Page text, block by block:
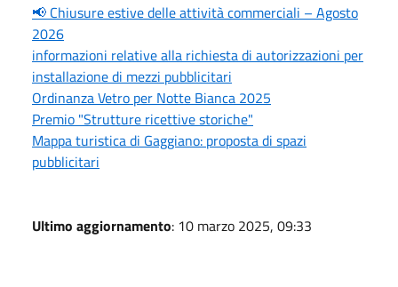
📢 Chiusure estive delle attività commerciali – Agosto
2026
informazioni relative alla richiesta di autorizzazioni per
installazione di mezzi pubblicitari
Ordinanza Vetro per Notte Bianca 2025
Premio "Strutture ricettive storiche"
Mappa turistica di Gaggiano: proposta di spazi
pubblicitari
Ultimo aggiornamento: 10 marzo 2025, 09:33